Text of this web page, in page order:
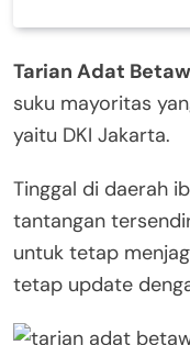
Tarian Adat
suku mayoritas
yaitu DKI Jakarta.
Tinggal di daerah
tantangan
untuk tetap
tetap update